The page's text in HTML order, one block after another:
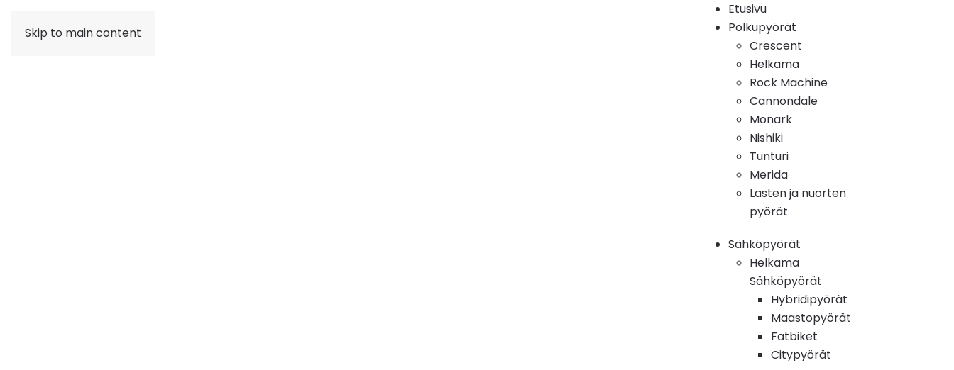
Skip to main content
Etusivu
Polkupyörät
Crescent
Helkama
Rock Machine
Cannondale
Monark
Nishiki
Tunturi
Merida
Lasten ja nuorten
pyörät
Sähköpyörät
Helkama
Sähköpyörät
Hybridipyörät
Maastopyörät
Fatbiket
Citypyörät